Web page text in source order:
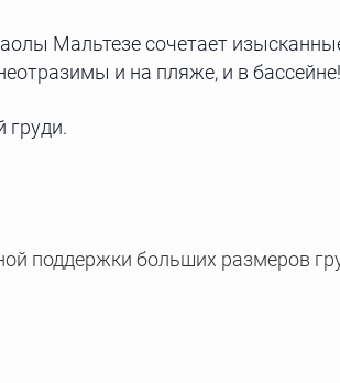
Мальтезе сочетает
и на пляже, и в бассейне!
груди.
поддержки больших размеров